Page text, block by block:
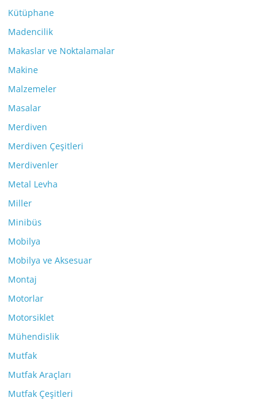
Kütüphane
Madencilik
Makaslar ve Noktalamalar
Makine
Malzemeler
Masalar
Merdiven
Merdiven Çeşitleri
Merdivenler
Metal Levha
Miller
Minibüs
Mobilya
Mobilya ve Aksesuar
Montaj
Motorlar
Motorsiklet
Mühendislik
Mutfak
Mutfak Araçları
Mutfak Çeşitleri